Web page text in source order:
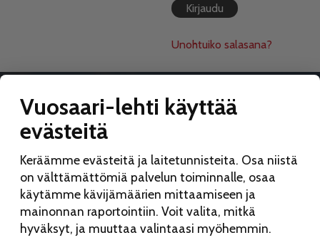
Unohtuiko salasana?
VUOSAARI-LEHTI
Toimitus:
Vuosaari-lehti
Merikorttikuja 6 E
00960 Helsinki
Vuosaari-lehti käyttää
evästeitä
Keräämme evästeitä ja laitetunnisteita. Osa niistä
on välttämättömiä palvelun toiminnalle, osaa
käytämme kävijämäärien mittaamiseen ja
mainonnan raportointiin. Voit valita, mitkä
hyväksyt, ja muuttaa valintaasi myöhemmin.